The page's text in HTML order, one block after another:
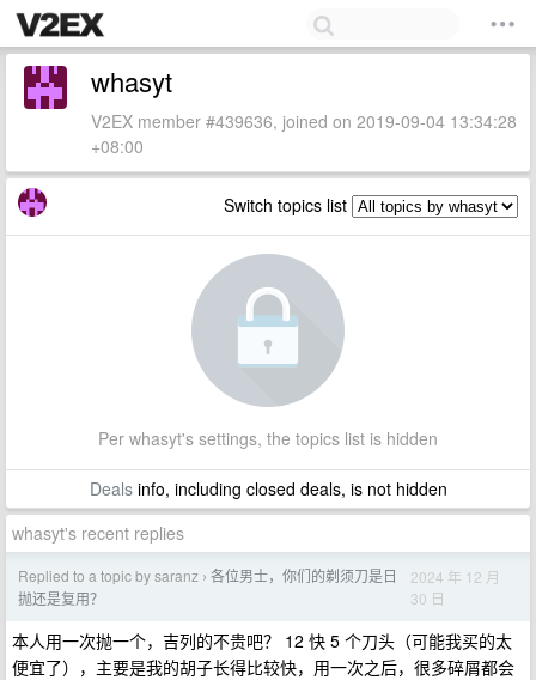
whasyt
V2EX member #439636, joined on 2019-09-04 13:34:28
+08:00
Switch topics list
Per whasyt's settings, the topics list is hidden
Dealsinfo, including closed deals, is not hidden
whasyt's recent replies
Replied to a topic by saranz › 各位男士，你们的剃须刀是日
抛还是复用？
2024 年 12 月
30 日
本人用一次抛一个，吉列的不贵吧？ 12 快 5 个刀头（可能我买的太
便宜了），主要是我的胡子长得比较快，用一次之后，很多碎屑都会